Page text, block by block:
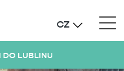
CZ
DO LUBLINU